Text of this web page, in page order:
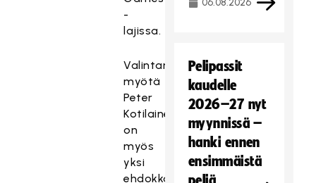
-
lajissa.
Valintansa
myötä
Peter
Kotilainen
on
myös
yksi
ehdokkaista
06.08.2026
Pelipassit
kaudelle
2026–27 nyt
myynnissä –
hanki ennen
ensimmäistä